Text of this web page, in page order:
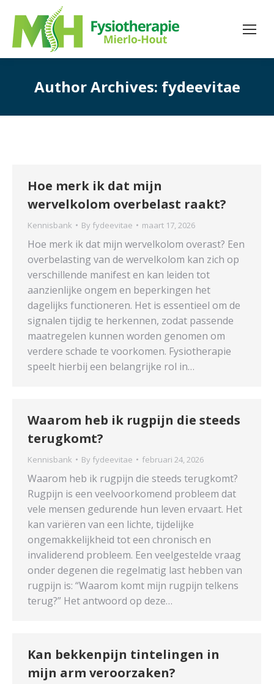
Author Archives: fydeevitae
Hoe merk ik dat mijn
wervelkolom overbelast raakt?
Kennisbank By fydeevitae maart 17, 2026
Hoe merk ik dat mijn wervelkolom overast? Een
overbelasting van de wervelkolom kan zich op
verschillende manifest en kan leiden tot
aanzienlijke ongem en beperkingen het
dagelijks functioneren. Het is essentieel om de
signalen tijdig te herkennen, zodat passende
maatregelen kunnen worden genomen om
verdere schade te voorkomen. Fysiotherapie
speelt hierbij een belangrijke rol in…
Waarom heb ik rugpijn die steeds
terugkomt?
Kennisbank By fydeevitae februari 24, 2026
Waarom heb ik rugpijn die steeds terugkomt?
Rugpijn is een veelvoorkomend probleem dat
vele mensen gedurende hun leven ervaart. Het
kan variëren van een lichte, tijdelijke
ongemakkelijkheid tot een chronisch en
invaliderend probleem. Een veelgestelde vraag
onder degenen die regelmatig last hebben van
rugpijn is: “Waarom komt mijn rugpijn telkens
terug?” Het antwoord op deze…
Kan bekkenpijn tintelingen in
mijn arm veroorzaken?